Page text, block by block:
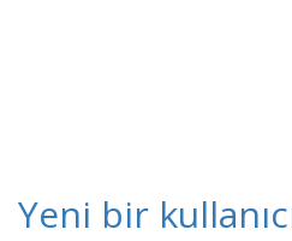
Yeni bir